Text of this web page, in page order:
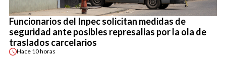
Funcionarios del Inpec solicitan medidas de
seguridad ante posibles represalias por la ola de
traslados carcelarios
Hace 10 horas